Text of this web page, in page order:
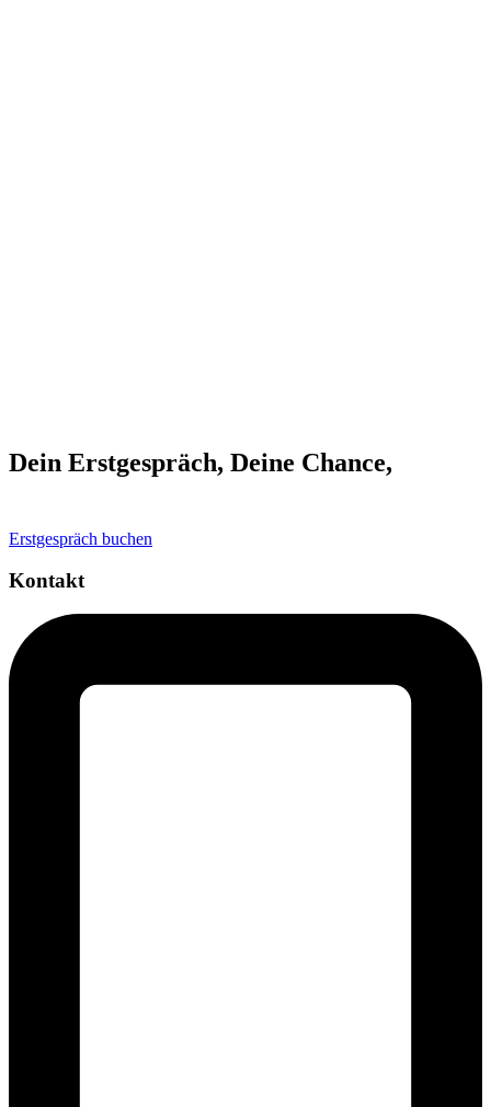
Dein Erstgespräch, Deine Chance,
Erstgespräch buchen
Kontakt